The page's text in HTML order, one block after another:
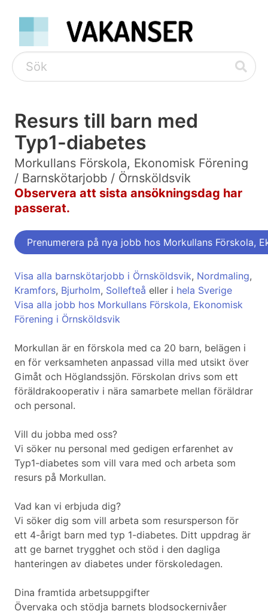
Resurs till barn med
Typ1-diabetes
Morkullans Förskola, Ekonomisk Förening
/ Barnskötarjobb / Örnsköldsvik
Observera att sista ansökningsdag har
passerat.
Prenumerera på nya jobb hos Morkullans Förskola,
Visa alla barnskötarjobb i Örnsköldsvik, Nordmaling,
Kramfors, Bjurholm, Sollefteå eller i hela Sverige
Visa alla jobb hos Morkullans Förskola, Ekonomisk
Förening i Örnsköldsvik
Morkullan är en förskola med ca 20 barn, belägen i
en för verksamheten anpassad villa med utsikt över
Gimåt och Höglandssjön. Förskolan drivs som ett
föräldrakooperativ i nära samarbete mellan föräldrar
och personal.
Vill du jobba med oss?
Vi söker nu personal med gedigen erfarenhet av
Typ1-diabetes som vill vara med och arbeta som
resurs på Morkullan.
Vad kan vi erbjuda dig?
Vi söker dig som vill arbeta som resursperson för
ett 4-årigt barn med typ 1-diabetes. Ditt uppdrag är
att ge barnet trygghet och stöd i den dagliga
hanteringen av diabetes under förskoledagen.
Dina framtida arbetsuppgifter
Övervaka och stödja barnets blodsockernivåer